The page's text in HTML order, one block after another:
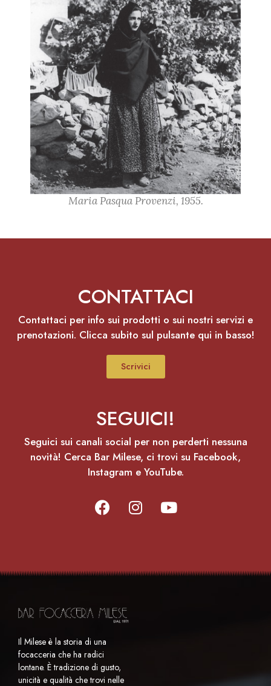
Maria Pasqua Provenzi, 1955.
CONTATTACI
Contattaci per info sui prodotti o sui nostri servizi e
prenotazioni. Clicca subito sul pulsante qui in basso!
Scrivici
SEGUICI!
Seguici sui canali social per non perderti nessuna
novità! Cerca Bar Milese, ci trovi su Facebook,
Instagram e YouTube.
Il Milese è la storia di una
focacceria che ha radici
lontane. È tradizione di gusto,
unicità e qualità che trovi nelle